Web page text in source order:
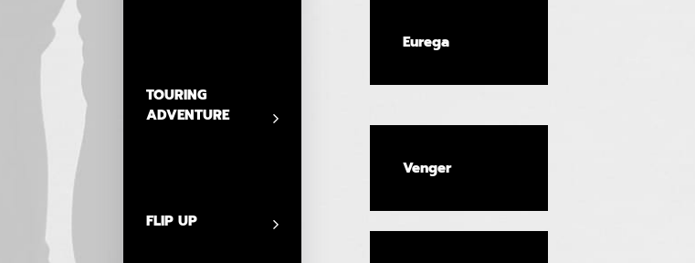
Eurega
TOURING
ADVENTURE
Venger
FLIP UP